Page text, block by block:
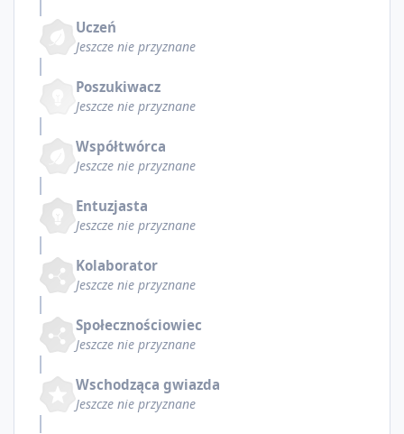
Uczeń
Jeszcze nie przyznane
Poszukiwacz
Jeszcze nie przyznane
Współtwórca
Jeszcze nie przyznane
Entuzjasta
Jeszcze nie przyznane
Kolaborator
Jeszcze nie przyznane
Społecznościowiec
Jeszcze nie przyznane
Wschodząca gwiazda
Jeszcze nie przyznane